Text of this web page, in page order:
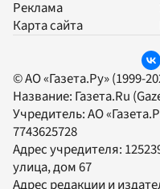
Реклама
Карта сайта
© АО «Газета.Ру» (1999-
Название: Газета.Ru
Учредитель:АО
7743625728
Адрес учредителя:
улица, дом 67